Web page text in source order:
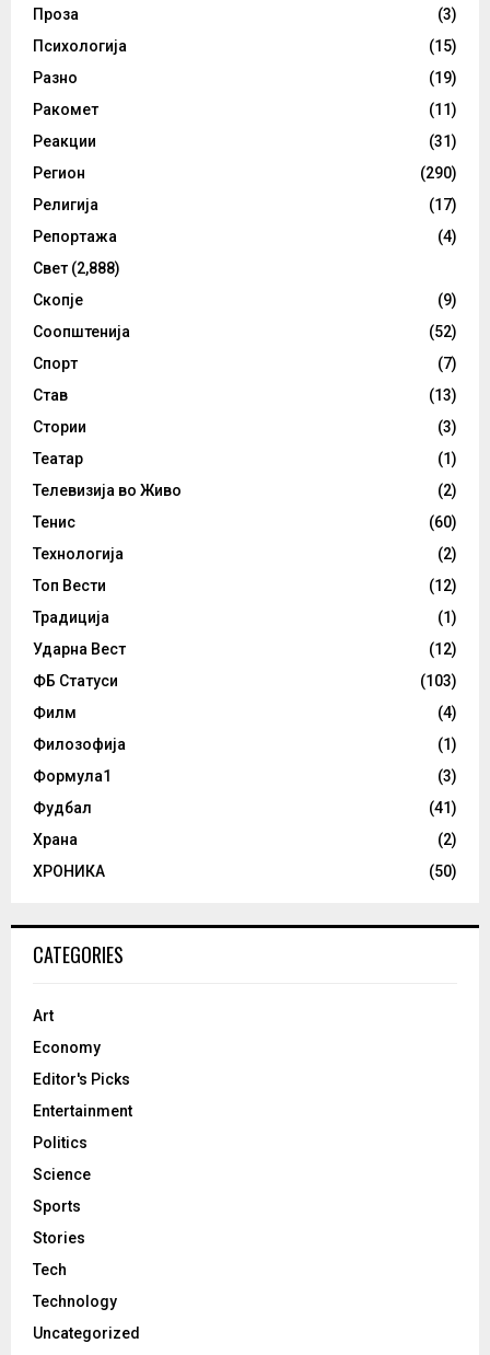
Проза
(3)
Психологија
(15)
Разно
(19)
Ракомет
(11)
Реакции
(31)
Регион
(290)
Религија
(17)
Репортажа
(4)
Свет (2,888)
Скопје
(9)
Соопштенија
(52)
Спорт
(7)
Став
(13)
Стории
(3)
Театар
(1)
Телевизија во Живо
(2)
Тенис
(60)
Технологија
(2)
Топ Вести
(12)
Традиција
(1)
Ударна Вест
(12)
ФБ Статуси
(103)
Филм
(4)
Филозофија
(1)
Формула1
(3)
Фудбал
(41)
Храна
(2)
ХРОНИКА
(50)
CATEGORIES
Art
Economy
Editor's Picks
Entertainment
Politics
Science
Sports
Stories
Tech
Technology
Uncategorized